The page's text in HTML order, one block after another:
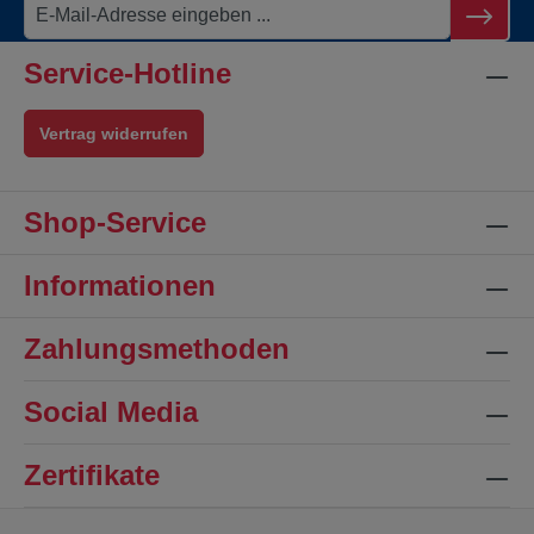
Service-Hotline
Vertrag widerrufen
Shop-Service
Informationen
Zahlungsmethoden
Social Media
Zertifikate